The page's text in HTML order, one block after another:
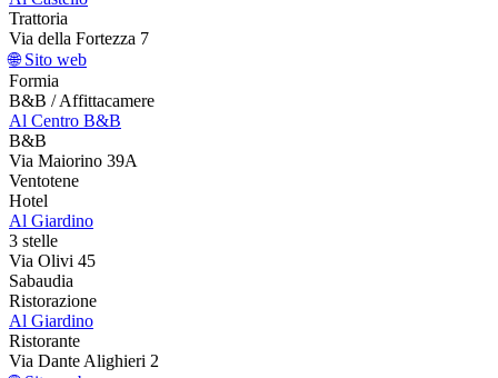
Trattoria
Via della Fortezza 7
🌐 Sito web
Formia
B&B / Affittacamere
Al Centro B&B
B&B
Via Maiorino 39A
Ventotene
Hotel
Al Giardino
3 stelle
Via Olivi 45
Sabaudia
Ristorazione
Al Giardino
Ristorante
Via Dante Alighieri 2